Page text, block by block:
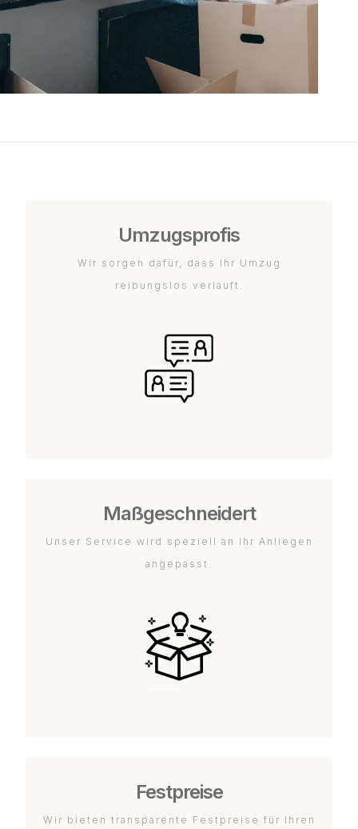
Umzugsprofis
Wir sorgen dafür, dass Ihr Umzug
reibungslos verläuft.
Maßgeschneidert
Unser Service wird speziell an Ihr Anliegen
angepasst.
Festpreise
Wir bieten transparente Festpreise für Ihren